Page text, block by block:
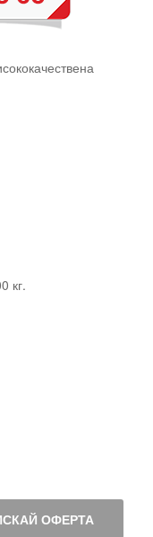
кг.
ОФЕРТА